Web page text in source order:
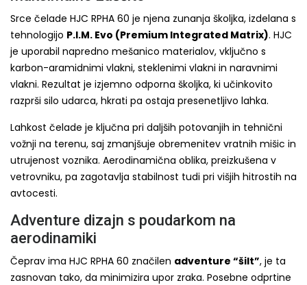
Srce čelade HJC RPHA 60 je njena zunanja školjka, izdelana s
tehnologijo P.I.M. Evo (Premium Integrated Matrix). HJC
je uporabil napredno mešanico materialov, vključno s
karbon-aramidnimi vlakni, steklenimi vlakni in naravnimi
vlakni. Rezultat je izjemno odporna školjka, ki učinkovito
razprši silo udarca, hkrati pa ostaja presenetljivo lahka.
Lahkost čelade je ključna pri daljših potovanjih in tehnični
vožnji na terenu, saj zmanjšuje obremenitev vratnih mišic in
utrujenost voznika. Aerodinamična oblika, preizkušena v
vetrovniku, pa zagotavlja stabilnost tudi pri višjih hitrostih na
avtocesti.
Adventure dizajn s poudarkom na
aerodinamiki
Čeprav ima HJC RPHA 60 značilen adventure “šilt”, je ta
zasnovan tako, da minimizira upor zraka. Posebne odprtine